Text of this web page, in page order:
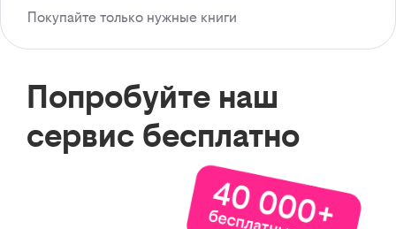
Покупайте только нужные книги
Попробуйте наш
сервис бесплатно